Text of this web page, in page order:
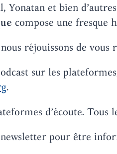
Yonatan et bien
compose une fresque
réjouissons de
sur les
.
d’écoute. Tous
pour être